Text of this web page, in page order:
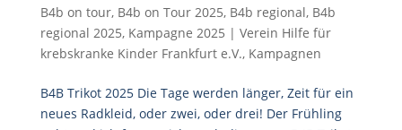
B4b on tour, B4b on Tour 2025, B4b regional, B4b
regional 2025, Kampagne 2025 | Verein Hilfe für
krebskranke Kinder Frankfurt e.V., Kampagnen
B4B Trikot 2025 Die Tage werden länger, Zeit für ein
neues Radkleid, oder zwei, oder drei! Der Frühling